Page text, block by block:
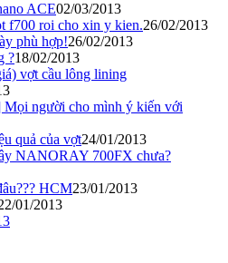
ACE02/03/2013
f700 roi cho xin y kien.26/02/2013
phù hợp!26/02/2013
?18/02/2013
vợt cầu lông lining
người cho mình ý kiến với
quả của vợt24/01/2013
NANORAY 700FX chưa?
HCM23/01/2013
01/2013